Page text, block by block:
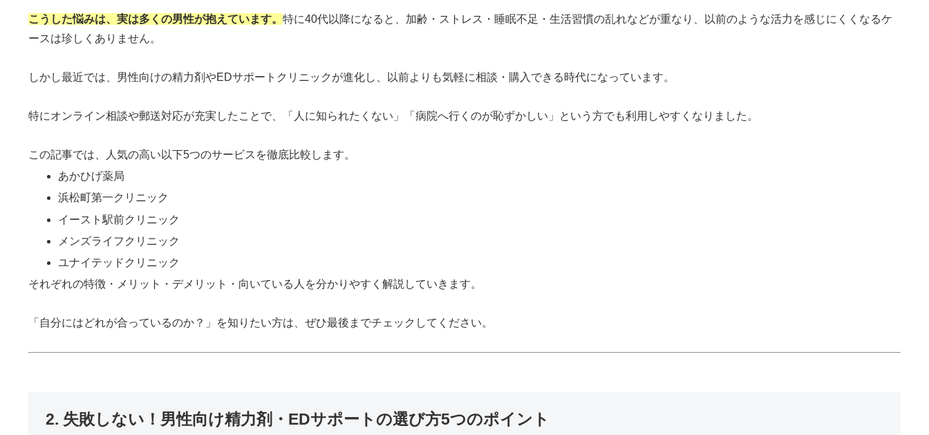
こうした悩みは、実は多くの男性が抱えています。 特に40代以降になると、加齢・ストレス・睡眠不足・生活習慣の乱れなどが重なり、以前のような活力を感じにくくなるケ
ースは珍しくありません。
しかし最近では、男性向けの精力剤やEDサポートクリニックが進化し、以前よりも気軽に相談・購入できる時代になっています。
特にオンライン相談や郵送対応が充実したことで、「人に知られたくない」「病院へ行くのが恥ずかしい」という方でも利用しやすくなりました。
この記事では、人気の高い以下5つのサービスを徹底比較します。
あかひげ薬局
浜松町第一クリニック
イースト駅前クリニック
メンズライフクリニック
ユナイテッドクリニック
それぞれの特徴・メリット・デメリット・向いている人を分かりやすく解説していきます。
「自分にはどれが合っているのか？」を知りたい方は、ぜひ最後までチェックしてください。
2. 失敗しない！男性向け精力剤・EDサポートの選び方5つのポイント